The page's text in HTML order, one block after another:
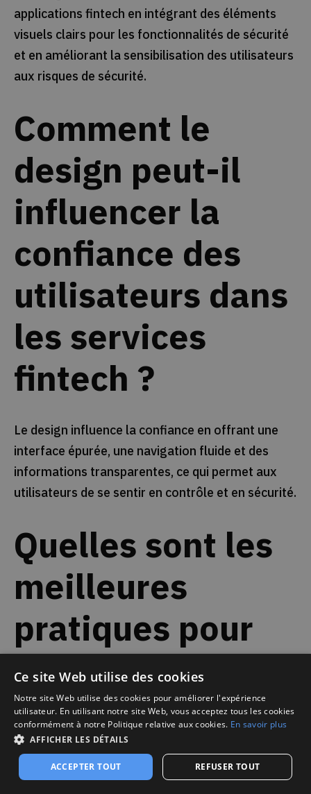
applications fintech en intégrant des éléments
visuels clairs pour les fonctionnalités de sécurité
et en améliorant la sensibilisation des utilisateurs
aux risques de sécurité.
Comment le
design peut-il
influencer la
confiance des
utilisateurs dans
les services
fintech ?
Le design influence la confiance en offrant une
interface épurée, une navigation fluide et des
informations transparentes, ce qui permet aux
utilisateurs de se sentir en contrôle et en sécurité.
Quelles sont les
meilleures
pratiques pour
tester
l'ergonomie des
applications
Ce site Web utilise des cookies
Notre site Web utilise des cookies pour améliorer l'expérience
utilisateur. En utilisant notre site Web, vous acceptez tous les cookies
conformément à notre Politique relative aux cookies. En savoir plus
AFFICHER LES DÉTAILS
ACCEPTER TOUT REFUSER TOUT